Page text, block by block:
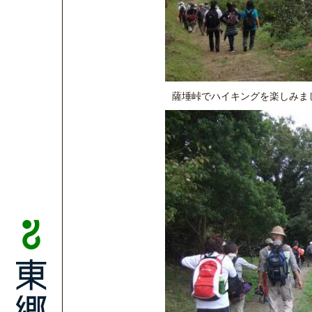
薩埵峠でハイキングを楽しみま